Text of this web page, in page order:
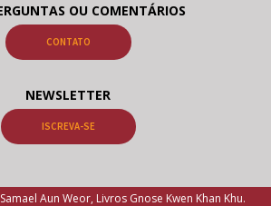
OU COMENTÁRIOS
CONTATO
NEWSLETTER
ISCREVA-SE
Aun Weor, Livros Gnose Kwen Khan Khu.